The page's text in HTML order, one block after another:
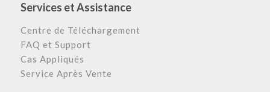
Services et Assistance
Centre de Téléchargement
FAQ et Support
Cas Appliqués
Service Après Vente